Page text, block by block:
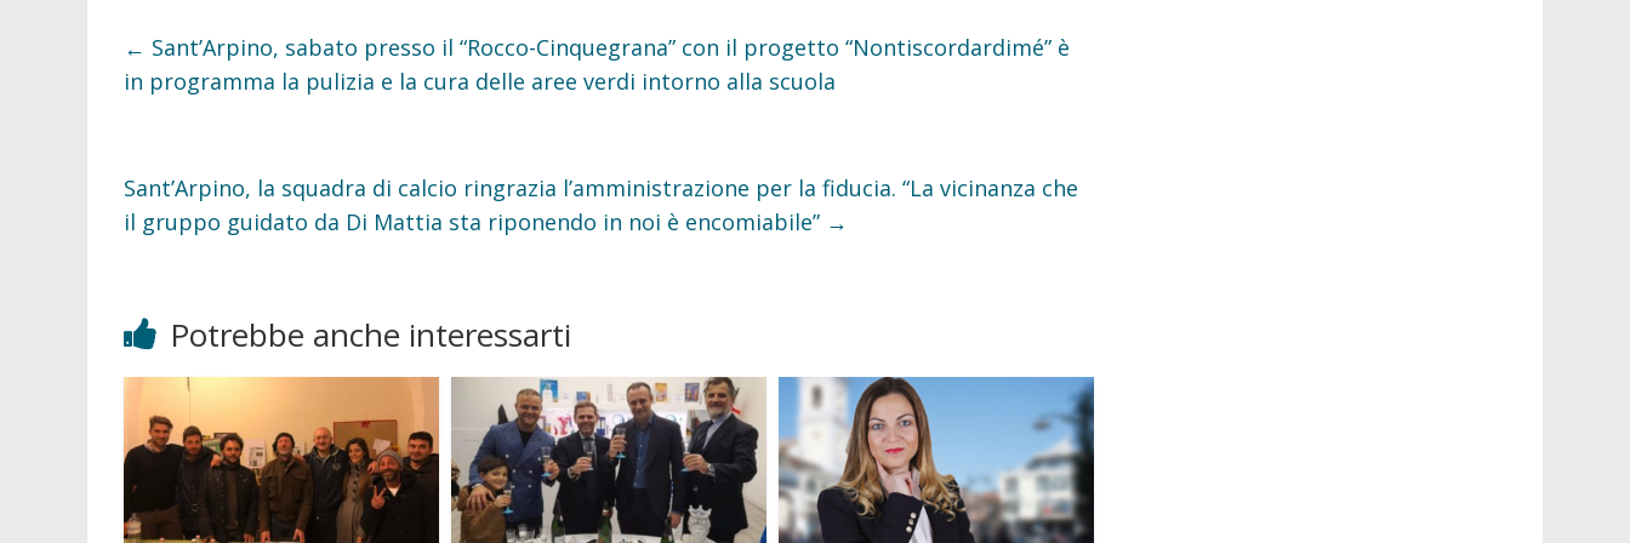
o
o
k
e
r
← Sant’Arpino, sabato presso il “Rocco-Cinquegrana” con il progetto “Nontiscordardimé” è
in programma la pulizia e la cura delle aree verdi intorno alla scuola
Sant’Arpino, la squadra di calcio ringrazia l’amministrazione per la fiducia. “La vicinanza che
il gruppo guidato da Di Mattia sta riponendo in noi è encomiabile” →
Potrebbe anche interessarti